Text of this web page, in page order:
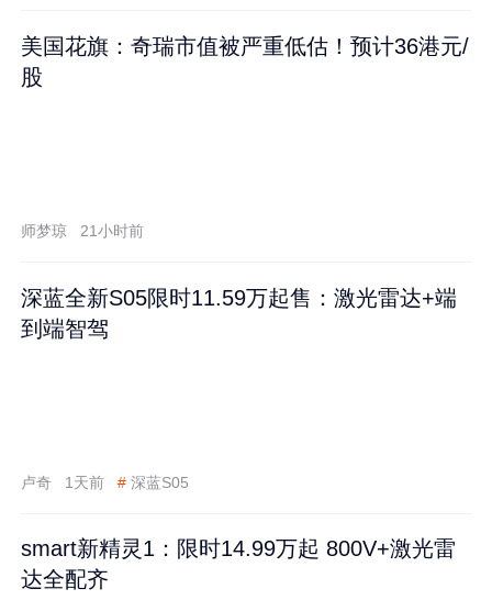
美国花旗：奇瑞市值被严重低估！预计36港元/
股
师梦琼 21小时前
深蓝全新S05限时11.59万起售：激光雷达+端
到端智驾
卢奇 1天前 # 深蓝S05
smart新精灵1：限时14.99万起 800V+激光雷
达全配齐